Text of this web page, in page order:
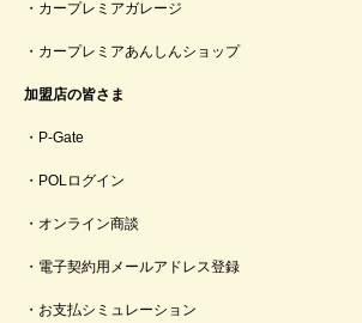
カープレミアガレージ
カープレミアあんしんショップ
加盟店の皆さま
P-Gate
POLログイン
オンライン商談
電子契約用メールアドレス登録
お支払シミュレーション